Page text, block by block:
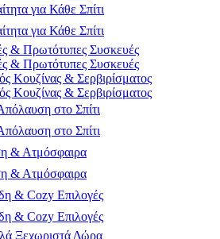
για Κάθε Σπίτι
για Κάθε Σπίτι
& Πρωτότυπες Συσκευές
& Πρωτότυπες Συσκευές
Κουζίνας & Σερβιρίσματος
Κουζίνας & Σερβιρίσματος
στο Σπίτι
στο Σπίτι
& Ατμόσφαιρα
& Ατμόσφαιρα
& Cozy Επιλογές
& Cozy Επιλογές
Ξεχωριστά Δώρα